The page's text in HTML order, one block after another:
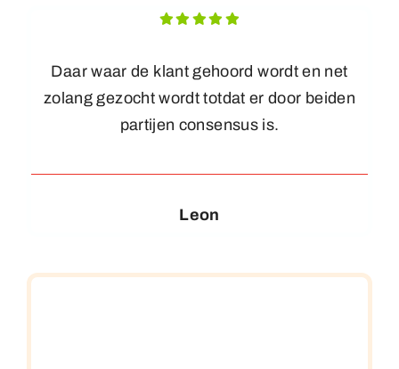
Daar waar de klant gehoord wordt en net
zolang gezocht wordt totdat er door beiden
partijen consensus is.
Leon